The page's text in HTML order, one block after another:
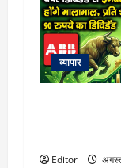
व्यापार
Editor